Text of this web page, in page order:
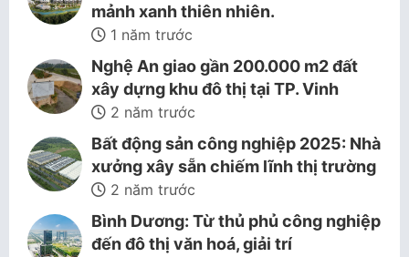
mảnh xanh thiên nhiên.
1 năm trước
Nghệ An giao gần 200.000 m2 đất
xây dựng khu đô thị tại TP. Vinh
2 năm trước
Bất động sản công nghiệp 2025: Nhà
xưởng xây sẵn chiếm lĩnh thị trường
2 năm trước
Bình Dương: Từ thủ phủ công nghiệp
đến đô thị văn hoá, giải trí